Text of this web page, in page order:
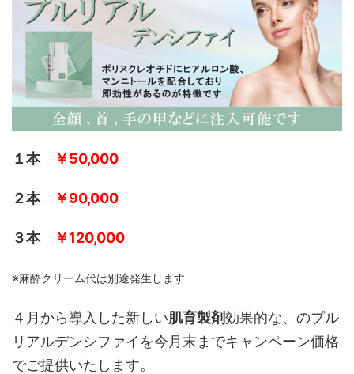
１本 ￥50,000
２本 ￥90,000
３本 ￥120,000
※麻酔クリーム代は別途発生します
４月から導入した新しい肌育製剤効果的な、のプル
リアルデンシファイを今月末までキャンペーン価格
でご提供いたします。